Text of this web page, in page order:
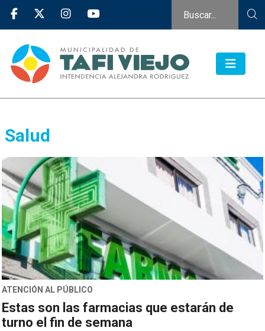
Salud
ATENCIÓN AL PÚBLICO
Estas son las farmacias que estarán de
turno el fin de semana